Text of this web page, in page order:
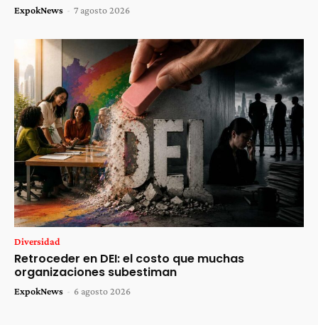
ExpokNews - 7 agosto 2026
Diversidad
Retroceder en DEI: el costo que muchas
organizaciones subestiman
ExpokNews - 6 agosto 2026